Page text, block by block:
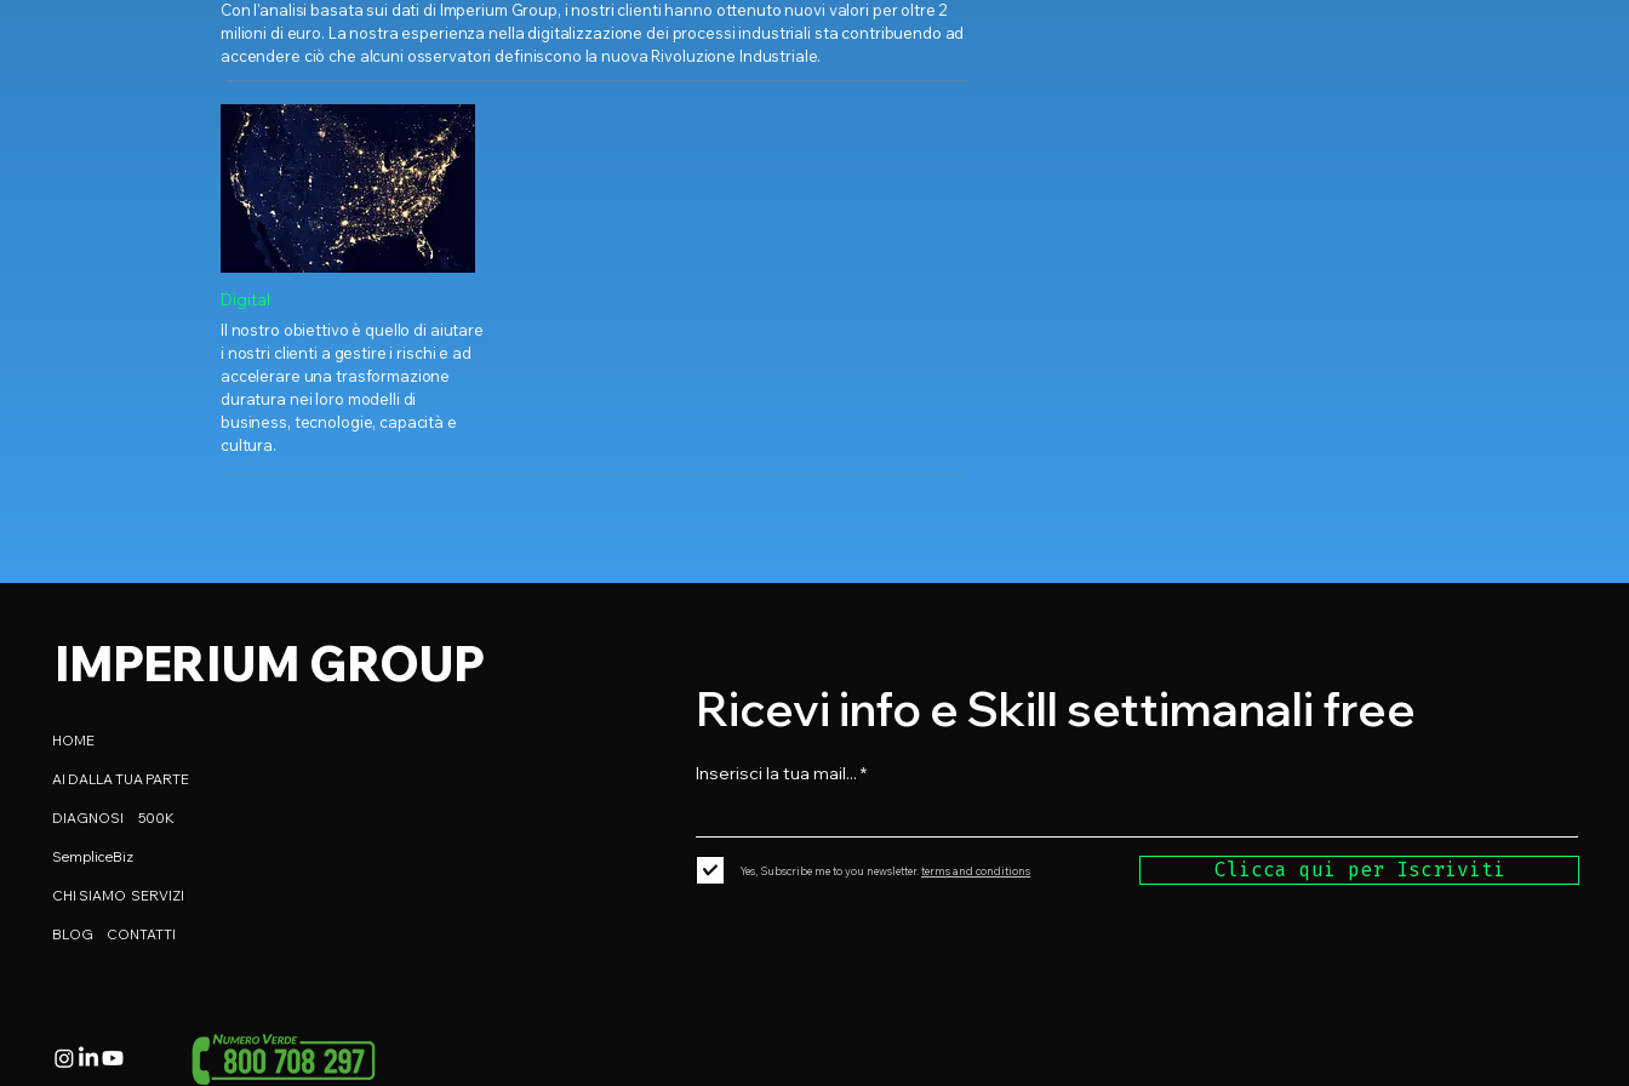
Con l'analisi basata sui dati di Imperium Group, i nostri clienti hanno ottenuto nuovi valori per oltre 2
milioni di euro. La nostra esperienza nella digitalizzazione dei processi industriali sta contribuendo ad
accendere ciò che alcuni osservatori definiscono la nuova Rivoluzione Industriale.
Digital
Il nostro obiettivo è quello di aiutare
i nostri clienti a gestire i rischi e ad
accelerare una trasformazione
duratura nei loro modelli di
business, tecnologie, capacità e
cultura.
IMPERIUM GROUP
HOME
AI DALLA TUA PARTE
DIAGNOSI 500K
SempliceBiz
CHI SIAMO SERVIZI
BLOG CONTATTI
Ricevi info e Skill settimanali free
Inserisci la tua mail...
Yes, Subscribe me to you newsletter. terms and conditions Clicca qui per Iscriviti